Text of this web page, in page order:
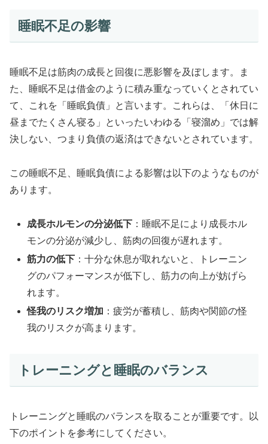
睡眠不足の影響
睡眠不足は筋肉の成長と回復に悪影響を及ぼします。ま
た、睡眠不足は借金のように積み重なっていくとされてい
て、これを「睡眠負債」と言います。これらは、「休日に
昼までたくさん寝る」といったいわゆる「寝溜め」では解
決しない、つまり負債の返済はできないとされています。
この睡眠不足、睡眠負債による影響は以下のようなものが
あります。
成長ホルモンの分泌低下 ：睡眠不足により成長ホル
モンの分泌が減少し、筋肉の回復が遅れます。
筋力の低下 ：十分な休息が取れないと、トレーニン
グのパフォーマンスが低下し、筋力の向上が妨げら
れます。
怪我のリスク増加 ：疲労が蓄積し、筋肉や関節の怪
我のリスクが高まります。
トレーニングと睡眠のバランス
トレーニングと睡眠のバランスを取ることが重要です。以
下のポイントを参考にしてください。